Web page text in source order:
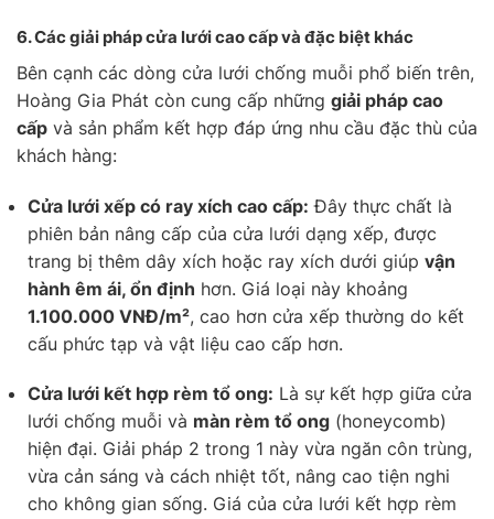
6.Các giải pháp cửa lưới cao cấp và đặc biệt khác
Bên cạnh các dòng cửa lưới chống muỗi phổ biến trên,
Hoàng Gia Phát còn cung cấp những giải pháp cao
cấp và sản phẩm kết hợp đáp ứng nhu cầu đặc thù của
khách hàng:
Cửa lưới xếp có ray xích cao cấp: Đây thực chất là
phiên bản nâng cấp của cửa lưới dạng xếp, được
trang bị thêm dây xích hoặc ray xích dưới giúp vận
hành êm ái, ổn định hơn. Giá loại này khoảng
1.100.000 VNĐ/m², cao hơn cửa xếp thường do kết
cấu phức tạp và vật liệu cao cấp hơn.
Cửa lưới kết hợp rèm tổ ong: Là sự kết hợp giữa cửa
lưới chống muỗi và màn rèm tổ ong (honeycomb)
hiện đại. Giải pháp 2 trong 1 này vừa ngăn côn trùng,
vừa cản sáng và cách nhiệt tốt, nâng cao tiện nghi
cho không gian sống. Giá của cửa lưới kết hợp rèm